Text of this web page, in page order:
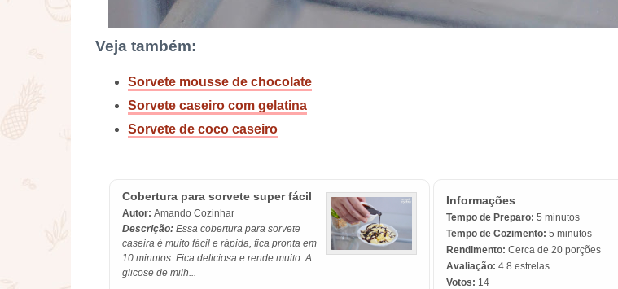
Veja também:
Sorvete mousse de chocolate
Sorvete caseiro com gelatina
Sorvete de coco caseiro
Informações
Tempo de Preparo: 5 minutos
Tempo de Cozimento: 5 minutos
Rendimento: Cerca de 20 porções
Avaliação: 4.8 estrelas
Votos: 14
Cobertura para sorvete super fácil
Autor:Amando Cozinhar
Descrição:Essa cobertura para sorvete
caseira é muito fácil e rápida, fica pronta em
10 minutos. Fica deliciosa e rende muito. A
glicose de milh...